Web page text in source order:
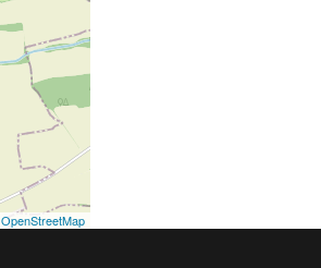
OpenStreetMap